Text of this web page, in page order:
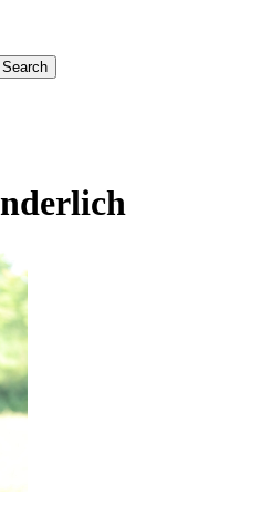
Search